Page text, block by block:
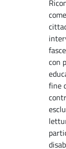
con
fine